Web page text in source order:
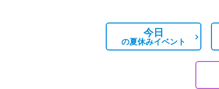
今日
の夏休みイベント